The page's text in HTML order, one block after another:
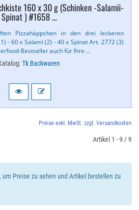
160 x 30 g (Schinken -Salamii-​
Spinat ) #1658 …
Pizzahäppchen in den drei leckeren
- 60 x Salami (2) - 40 x Spinat Art. 2772 (3)
​Bestseller auch für Ihre …
Tk Backwaren
Preise exkl. MwSt. zzgl. Versandkosten
Artikel 1 - 9 / 9
um Preise zu sehen und Artikel bestellen zu